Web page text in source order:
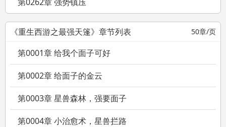
《重生西游之最强天篷》章节列表 50章/页
第0001章 给我个面子可好
第0002章 给面子的金云
第0003章 星兽森林，强要面子
第0004章 小治愈术，星兽拦路